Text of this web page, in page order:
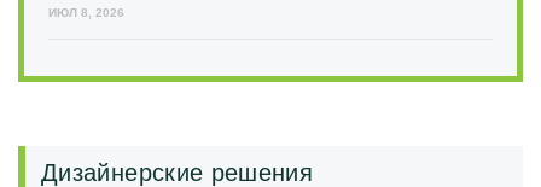
ИЮЛ 8, 2026
Дизайнерские решения